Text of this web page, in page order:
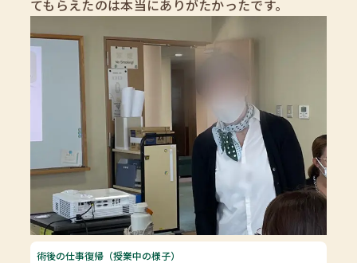
てもらえたのは本当にありがたかったです。
術後の仕事復帰（授業中の様子）